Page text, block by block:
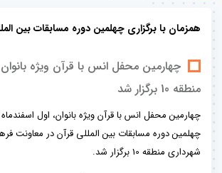
همزمان با برگزاری چهلمین دوره مسابقات بین
چهارمین محفل انس با قرآن ویژه
منطقه 10 برگزار شد
چهارمین محفل انس با قرآن ویژه بانوان، اول
چهلمین دوره مسابقات بین المللی قرآن در معاونت
شهرداری منطقه 10 برگزار شد.